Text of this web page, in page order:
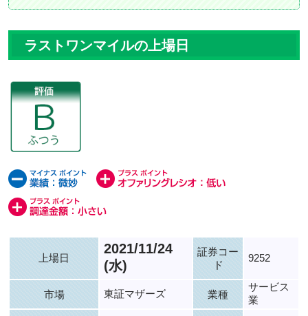
ラストワンマイルの上場日
上場日
2021/11/24
(水)
証券コー
ド
9252
市場 東証マザーズ 業種
サービス
業